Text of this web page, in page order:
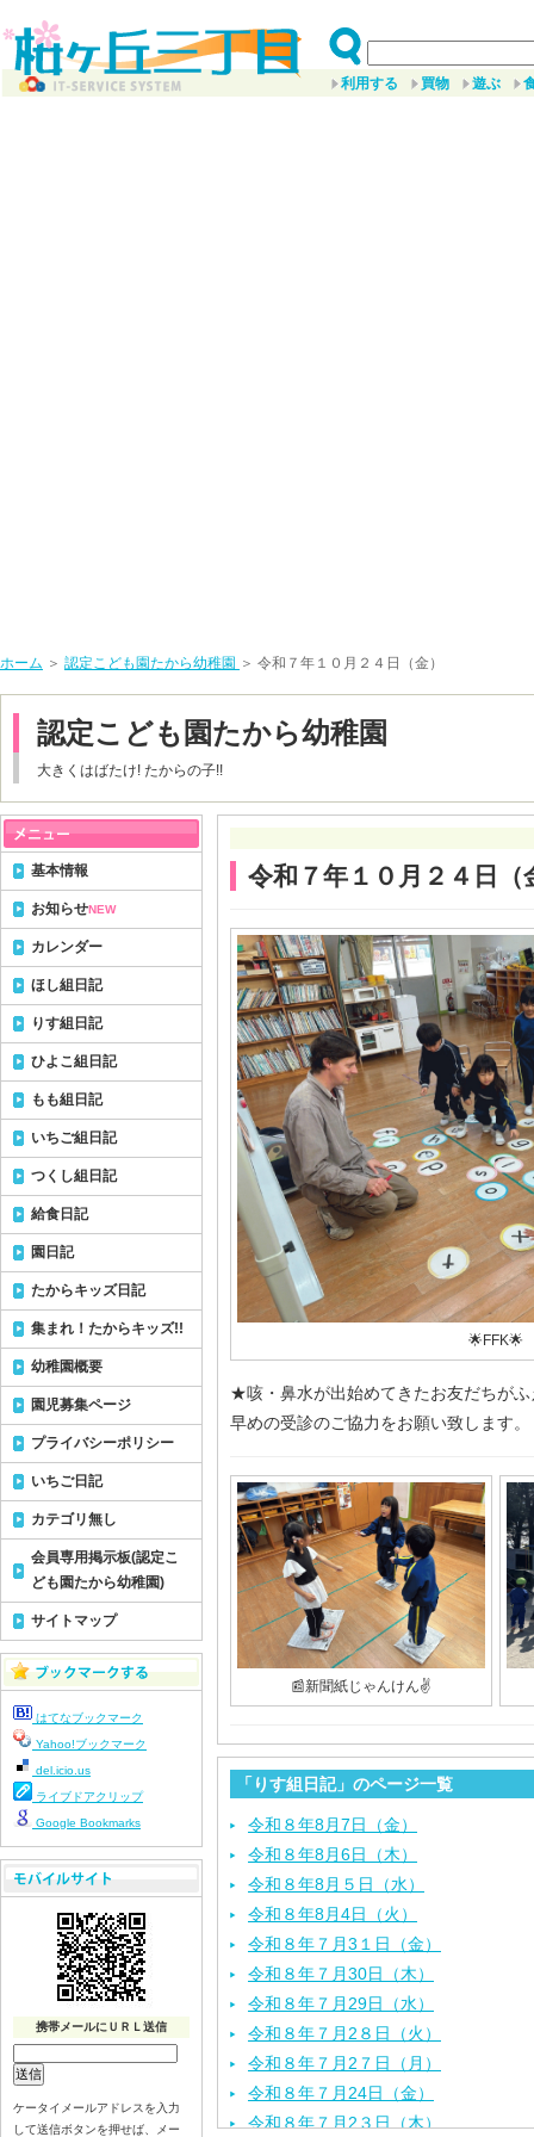
利用する 買物 遊ぶ
ホーム ＞ 認定こども園たから幼稚園 ＞ 令和７年１０月２４日（金）
認定こども園たから幼稚園
大きくはばたけ! たからの子!!
令和７年１０月２４日（
🌟FFK🌟
★咳・鼻水が出始めてきたお友だちが
早めの受診のご協力をお願い致します。
📰新聞紙じゃんけん✌️
「りす組日記」のページ一覧
令和８年8月7日（金）
令和８年8月6日（木）
令和８年8月５日（水）
令和８年8月4日（火）
令和８年７月3１日（金）
令和８年７月30日（木）
令和８年７月29日（水）
令和８年７月2８日（火）
令和８年７月2７日（月）
令和８年７月24日（金）
令和８年７月2３日（木）
基本情報
お知らせNEW
カレンダー
ほし組日記
りす組日記
ひよこ組日記
もも組日記
いちご組日記
つくし組日記
給食日記
園日記
たからキッズ日記
集まれ！たからキッズ!!
幼稚園概要
園児募集ページ
プライバシーポリシー
いちご日記
カテゴリ無し
会員専用掲示板(認定こ
ども園たから幼稚園)
サイトマップ
はてなブックマーク
Yahoo!ブックマーク
del.icio.us
ライブドアクリップ
Google Bookmarks
携帯メールにＵＲＬ送信
ケータイメールアドレスを入力
して送信ボタンを押せば、メー